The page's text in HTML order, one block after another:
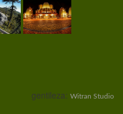
gentileza: Witran Studio